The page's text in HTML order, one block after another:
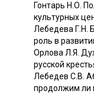
Гонтарь Н.О.
культурных
Лебедева Г.Н.
роль в
Орлова Л.Я.
русской
Лебедев С.В.
продолжим ли